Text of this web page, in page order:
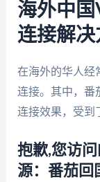
海外中
连接解决
在海外的华人经
连接。其中，番
连接效果，受到
抱歉,您访
源：番茄回